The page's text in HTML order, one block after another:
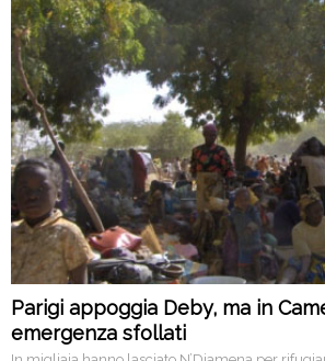
leader dell’opposizione Rajoelina ha nominato un
Parigi appoggia Deby, ma in
emergenza sfollati